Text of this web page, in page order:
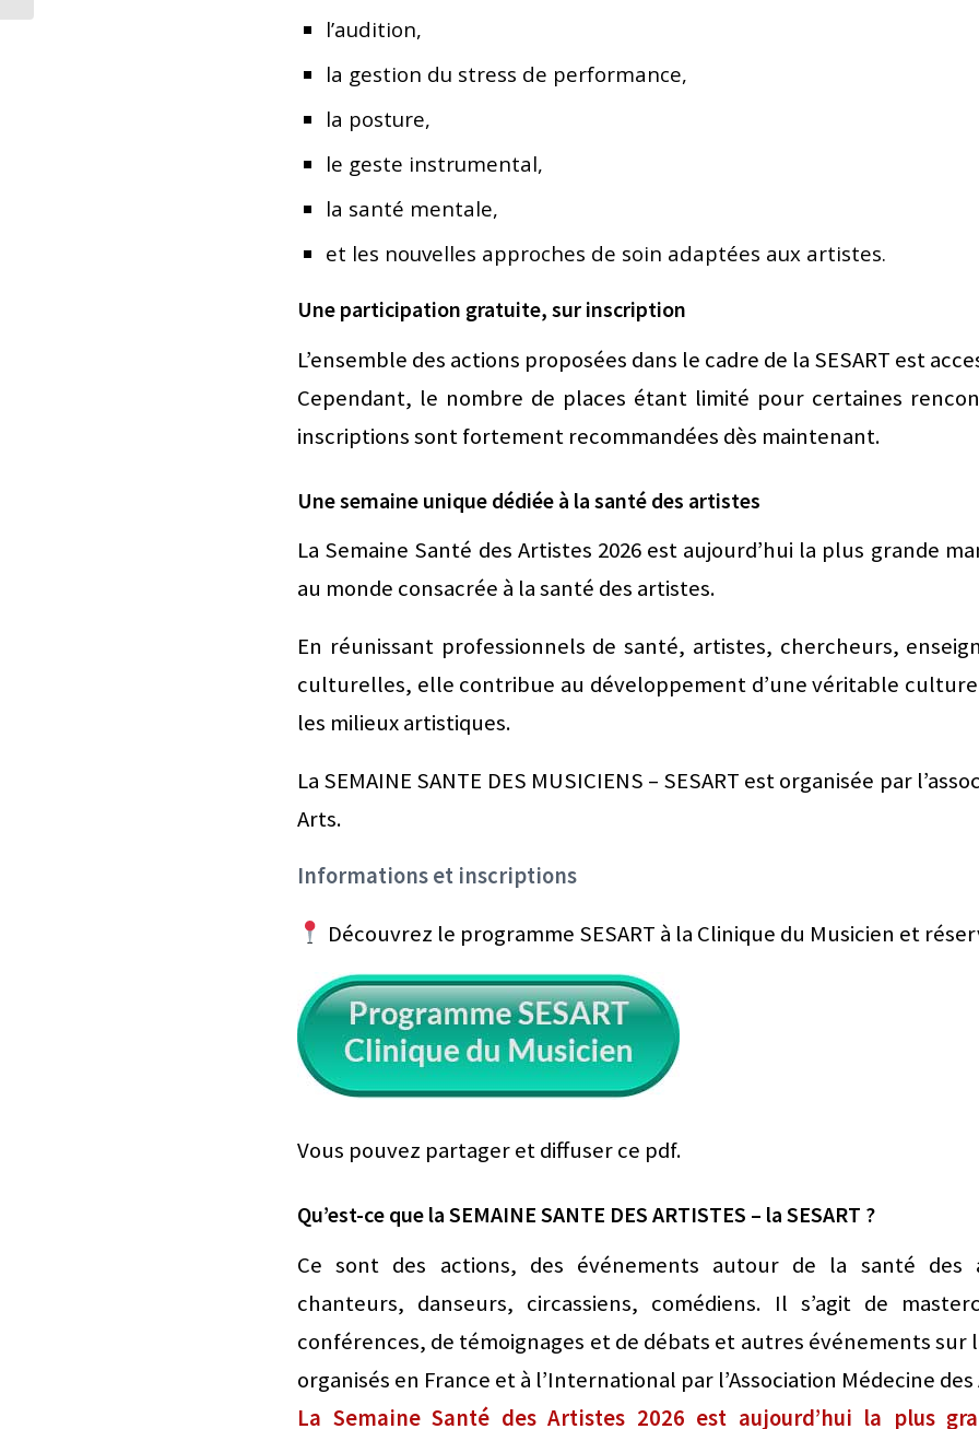
l’audition,
la gestion du stress de performance,
la posture,
le geste instrumental,
la santé mentale,
et les nouvelles approches de soin adaptées aux artistes.
Une participation gratuite, sur inscription
L’ensemble des actions proposées dans le cadre de la SESART est
Cependant, le nombre de places étant limité pour certaines
inscriptions sont fortement recommandées dès maintenant.
Une semaine unique dédiée à la santé des artistes
La Semaine Santé des Artistes 2026 est aujourd’hui la plus grande
au monde consacrée à la santé des artistes.
En réunissant professionnels de santé, artistes, chercheurs,
culturelles, elle contribue au développement d’une véritable
les milieux artistiques.
La SEMAINE SANTE DES MUSICIENS – SESART est organisée par
Arts.
Informations et inscriptions
Découvrez le programme SESART à la Clinique du Musicien et
Vous pouvez partager et diffuser ce pdf.
Qu’est-ce que la SEMAINE SANTE DES ARTISTES – la SESART ?
Ce sont des actions, des événements autour de la santé des
chanteurs, danseurs, circassiens, comédiens. Il s’agit de
conférences, de témoignages et de débats et autres événements sur
organisés en France et à l’International par l’Association Médecine des
La Semaine Santé des Artistes 2026 est aujourd’hui la plus